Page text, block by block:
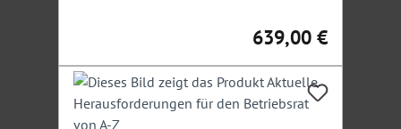
Regulärer Preis:
639,00 €